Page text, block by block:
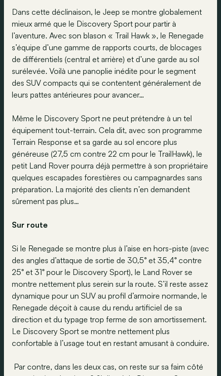
Dans cette déclinaison, le Jeep se montre globalement
mieux armé que le Discovery Sport pour partir à
l’aventure. Avec son blason « Trail Hawk », le Renegade
s’équipe d’une gamme de rapports courts, de blocages
de différentiels (central et arrière) et d’une garde au sol
surélevée. Voilà une panoplie inédite pour le segment
des SUV compacts qui se contentent généralement de
leurs pattes antérieures pour avancer…
Même le Discovery Sport ne peut prétendre à un tel
équipement tout-terrain. Cela dit, avec son programme
Terrain Response et sa garde au sol encore plus
généreuse (27,5 cm contre 22 cm pour le TrailHawk), le
petit Land Rover pourra déjà permettre à son propriétaire
quelques escapades forestières ou campagnardes sans
préparation. La majorité des clients n’en demandent
sûrement pas plus…
Sur route
Si le Renegade se montre plus à l’aise en hors-piste (avec
des angles d’attaque de sortie de 30,5° et 35,4° contre
25° et 31° pour le Discovery Sport), le Land Rover se
montre nettement plus serein sur la route. S’il reste assez
dynamique pour un SUV au profil d’armoire normande, le
Renegade déçoit à cause du rendu artificiel de sa
direction et du typage trop ferme de son amortissement.
Le Discovery Sport se montre nettement plus
confortable à l’usage tout en restant amusant à conduire.
Par contre, dans les deux cas, on reste sur sa faim côté